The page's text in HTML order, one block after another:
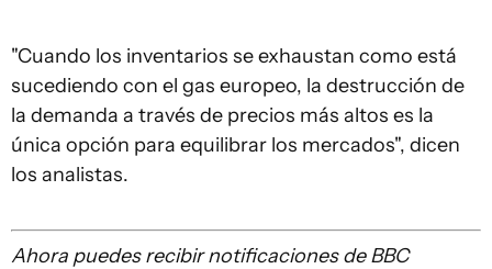
"Cuando los inventarios se exhaustan como está
sucediendo con el gas europeo, la destrucción de
la demanda a través de precios más altos es la
única opción para equilibrar los mercados", dicen
los analistas.
Ahora puedes recibir notificaciones de BBC